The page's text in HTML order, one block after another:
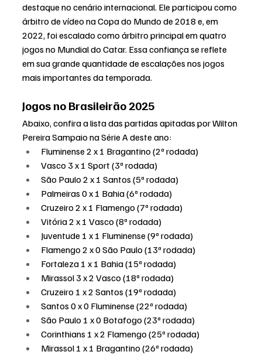
destaque no cenário internacional. Ele participou como
árbitro de vídeo na Copa do Mundo de 2018 e, em
2022, foi escalado como árbitro principal em quatro
jogos no Mundial do Catar. Essa confiança se reflete
em sua grande quantidade de escalações nos jogos
mais importantes da temporada.
Jogos no Brasileirão 2025
Abaixo, confira a lista das partidas apitadas por Wilton
Pereira Sampaio na Série A deste ano:
Fluminense 2 x 1 Bragantino (2ª rodada)
Vasco 3 x 1 Sport (3ª rodada)
São Paulo 2 x 1 Santos (5ª rodada)
Palmeiras 0 x 1 Bahia (6ª rodada)
Cruzeiro 2 x 1 Flamengo (7ª rodada)
Vitória 2 x 1 Vasco (8ª rodada)
Juventude 1 x 1 Fluminense (9ª rodada)
Flamengo 2 x 0 São Paulo (13ª rodada)
Fortaleza 1 x 1 Bahia (15ª rodada)
Mirassol 3 x 2 Vasco (18ª rodada)
Cruzeiro 1 x 2 Santos (19ª rodada)
Santos 0 x 0 Fluminense (22ª rodada)
São Paulo 1 x 0 Botafogo (23ª rodada)
Corinthians 1 x 2 Flamengo (25ª rodada)
Mirassol 1 x 1 Bragantino (26ª rodada)